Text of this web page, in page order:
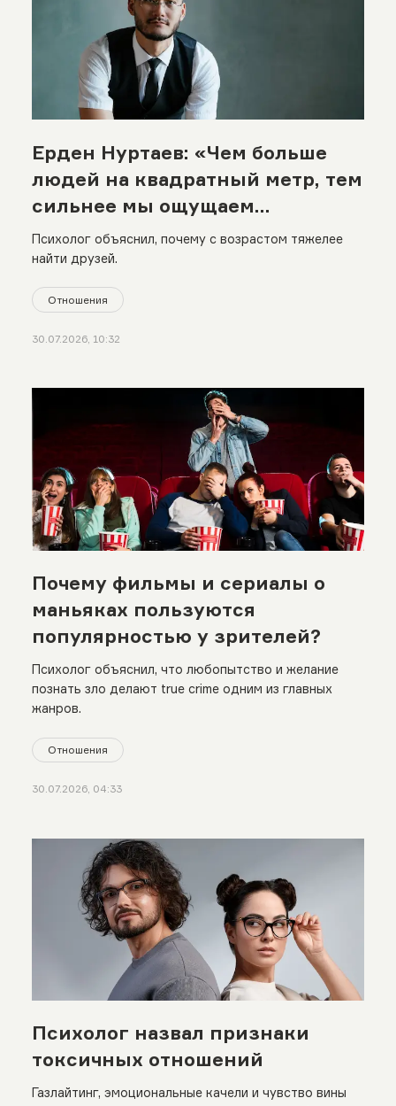
Ерден Нуртаев: «Чем больше
людей на квадратный метр, тем
сильнее мы ощущаем
одиночество»
Психолог объяснил, почему с возрастом тяжелее
найти друзей.
Отношения
30.07.2026, 10:32
Почему фильмы и сериалы о
маньяках пользуются
популярностью у зрителей?
Психолог объяснил, что любопытство и желание
познать зло делают true crime одним из главных
жанров.
Отношения
30.07.2026, 04:33
Психолог назвал признаки
токсичных отношений
Газлайтинг, эмоциональные качели и чувство вины